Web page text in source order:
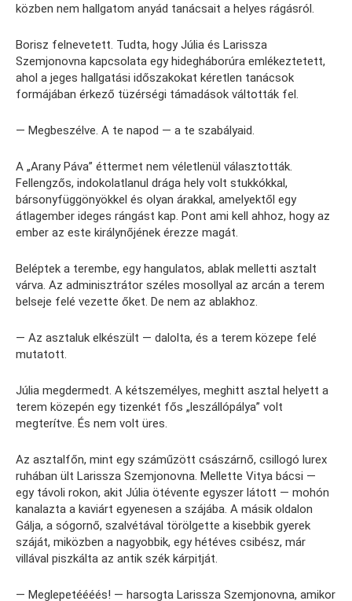
közben nem hallgatom anyád tanácsait a helyes rágásról.
Borisz felnevetett. Tudta, hogy Júlia és Larissza
Szemjonovna kapcsolata egy hidegháborúra emlékeztetett,
ahol a jeges hallgatási időszakokat kéretlen tanácsok
formájában érkező tüzérségi támadások váltották fel.
— Megbeszélve. A te napod — a te szabályaid.
A „Arany Páva” éttermet nem véletlenül választották.
Fellengzős, indokolatlanul drága hely volt stukkókkal,
bársonyfüggönyökkel és olyan árakkal, amelyektől egy
átlagember ideges rángást kap. Pont ami kell ahhoz, hogy az
ember az este királynőjének érezze magát.
Beléptek a terembe, egy hangulatos, ablak melletti asztalt
várva. Az adminisztrátor széles mosollyal az arcán a terem
belseje felé vezette őket. De nem az ablakhoz.
— Az asztaluk elkészült — dalolta, és a terem közepe felé
mutatott.
Júlia megdermedt. A kétszemélyes, meghitt asztal helyett a
terem közepén egy tizenkét fős „leszállópálya” volt
megterítve. És nem volt üres.
Az asztalfőn, mint egy száműzött császárnő, csillogó lurex
ruhában ült Larissza Szemjonovna. Mellette Vitya bácsi —
egy távoli rokon, akit Júlia ötévente egyszer látott — mohón
kanalazta a kaviárt egyenesen a szájába. A másik oldalon
Gálja, a sógornő, szalvétával törölgette a kisebbik gyerek
száját, miközben a nagyobbik, egy hétéves csibész, már
villával piszkálta az antik szék kárpitját.
— Meglepetéééés! — harsogta Larissza Szemjonovna, amikor